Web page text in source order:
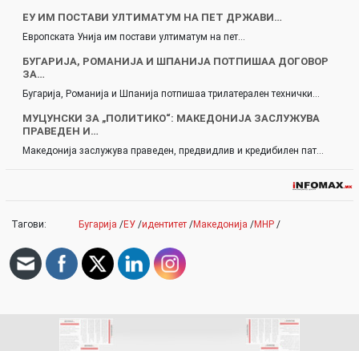
ЕУ ИМ ПОСТАВИ УЛТИМАТУМ НА ПЕТ ДРЖАВИ…
Европската Унија им постави ултиматум на пет…
БУГАРИЈА, РОМАНИЈА И ШПАНИЈА ПОТПИШАА ДОГОВОР
ЗА…
Бугарија, Романија и Шпанија потпишаа трилатерален технички…
МУЦУНСКИ ЗА „ПОЛИТИКО“: МАКЕДОНИЈА ЗАСЛУЖУВА
ПРАВЕДЕН И…
Македонија заслужува праведен, предвидлив и кредибилен пат…
Тагови: Бугарија /ЕУ /идентитет /Македонија /МНР /